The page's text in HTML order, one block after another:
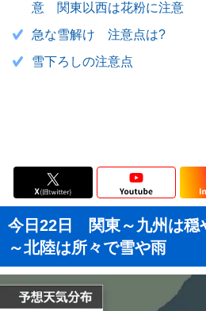
意 関東以西は花粉に注意
急な雪解け 注意点は?
雪下ろしの注意点
今日22日 関東～九州は
～北陸は所々で雪や雨